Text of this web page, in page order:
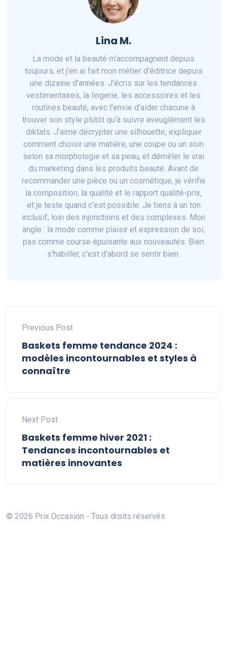
Lina M.
La mode et la beauté m'accompagnent depuis
toujours, et j'en ai fait mon métier d'éditrice depuis
une dizaine d'années. J'écris sur les tendances
vestimentaires, la lingerie, les accessoires et les
routines beauté, avec l'envie d'aider chacune à
trouver son style plutôt qu'à suivre aveuglément les
diktats. J'aime décrypter une silhouette, expliquer
comment choisir une matière, une coupe ou un soin
selon sa morphologie et sa peau, et démêler le vrai
du marketing dans les produits beauté. Avant de
recommander une pièce ou un cosmétique, je vérifie
la composition, la qualité et le rapport qualité-prix,
et je teste quand c'est possible. Je tiens à un ton
inclusif, loin des injonctions et des complexes. Mon
angle : la mode comme plaisir et expression de soi,
pas comme course épuisante aux nouveautés. Bien
s'habiller, c'est d'abord se sentir bien.
Previous Post
Baskets femme tendance 2024 :
modèles incontournables et styles à
connaître
Next Post
Baskets femme hiver 2021 :
Tendances incontournables et
matières innovantes
© 2026 Prix Occasion - Tous droits réservés